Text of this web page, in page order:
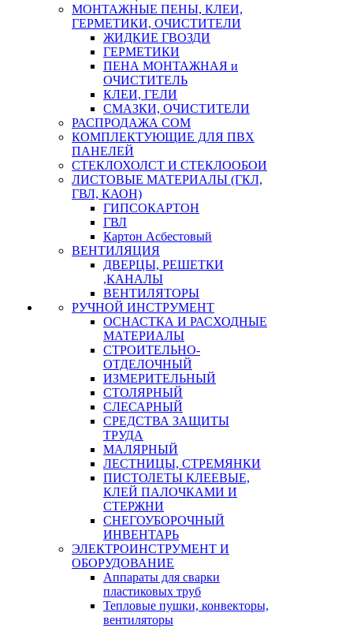
МОНТАЖНЫЕ ПЕНЫ, КЛЕИ,
ГЕРМЕТИКИ, ОЧИСТИТЕЛИ
ЖИДКИЕ ГВОЗДИ
ГЕРМЕТИКИ
ПЕНА МОНТАЖНАЯ и
ОЧИСТИТЕЛЬ
КЛЕИ, ГЕЛИ
СМАЗКИ, ОЧИСТИТЕЛИ
РАСПРОДАЖА СОМ
КОМПЛЕКТУЮЩИЕ ДЛЯ ПВХ
ПАНЕЛЕЙ
СТЕКЛОХОЛСТ И СТЕКЛООБОИ
ЛИСТОВЫЕ МАТЕРИАЛЫ (ГКЛ,
ГВЛ, КАОН)
ГИПСОКАРТОН
ГВЛ
Картон Асбестовый
ВЕНТИЛЯЦИЯ
ДВЕРЦЫ, РЕШЕТКИ
,КАНАЛЫ
ВЕНТИЛЯТОРЫ
РУЧНОЙ ИНСТРУМЕНТ
ОСНАСТКА И РАСХОДНЫЕ
МАТЕРИАЛЫ
СТРОИТЕЛЬНО-
ОТДЕЛОЧНЫЙ
ИЗМЕРИТЕЛЬНЫЙ
СТОЛЯРНЫЙ
СЛЕСАРНЫЙ
СРЕДСТВА ЗАЩИТЫ
ТРУДА
МАЛЯРНЫЙ
ЛЕСТНИЦЫ, СТРЕМЯНКИ
ПИСТОЛЕТЫ КЛЕЕВЫЕ,
КЛЕЙ ПАЛОЧКАМИ И
СТЕРЖНИ
СНЕГОУБОРОЧНЫЙ
ИНВЕНТАРЬ
ЭЛЕКТРОИНСТРУМЕНТ И
ОБОРУДОВАНИЕ
Аппараты для сварки
пластиковых труб
Тепловые пушки, конвекторы,
вентиляторы